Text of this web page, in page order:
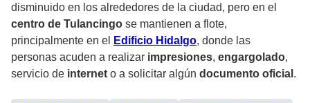
disminuido en los alrededores de la ciudad, pero en el
centro de Tulancingo se mantienen a flote,
principalmente en el
Edificio Hidalgo, donde las
personas acuden a realizar impresiones, engargolado,
servicio de internet o a solicitar algún documento oficial .